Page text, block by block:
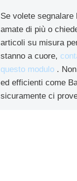
Se volete
amate di più o
articoli su misura
stanno a cuore,
questo modulo .
ed efficienti come
sicuramente ci